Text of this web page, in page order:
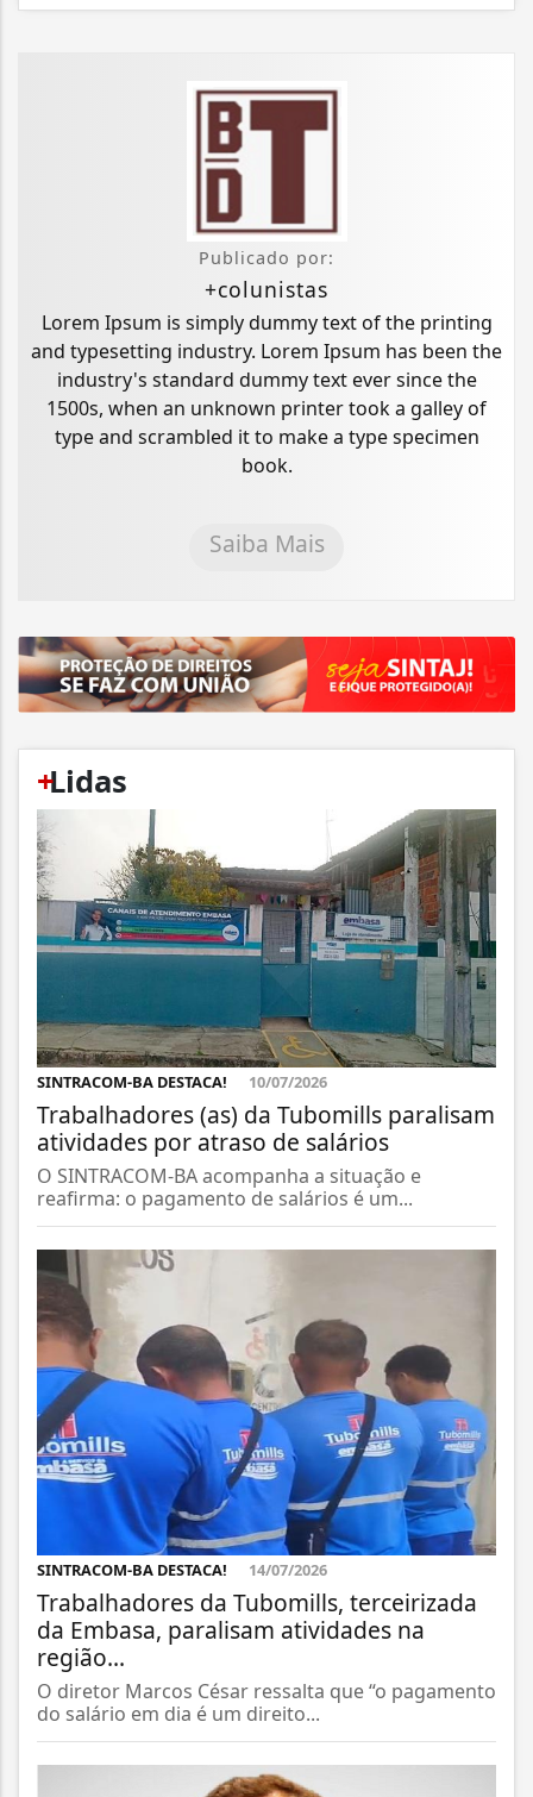
Publicado por:
+colunistas
Lorem Ipsum is simply dummy text of the printing
and typesetting industry. Lorem Ipsum has been the
industry's standard dummy text ever since the
1500s, when an unknown printer took a galley of
type and scrambled it to make a type specimen
book.
Saiba Mais
+
Lidas
SINTRACOM-BA DESTACA! 10/07/2026
Trabalhadores (as) da Tubomills paralisam
atividades por atraso de salários
O SINTRACOM-BA acompanha a situação e
reafirma: o pagamento de salários é um...
SINTRACOM-BA DESTACA! 14/07/2026
Trabalhadores da Tubomills, terceirizada
da Embasa, paralisam atividades na
região...
O diretor Marcos César ressalta que “o pagamento
do salário em dia é um direito...